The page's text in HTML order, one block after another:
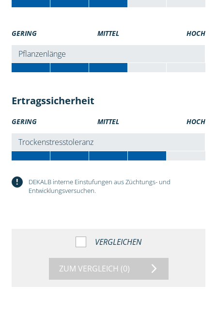
GERING MITTEL HOCH
Pflanzenlänge
Ertragssicherheit
GERING MITTEL HOCH
Trockenstresstoleranz
!
DEKALB interne Einstufungen aus Züchtungs- und
Entwicklungsversuchen.
VERGLEICHEN
ZUM VERGLEICH (0)